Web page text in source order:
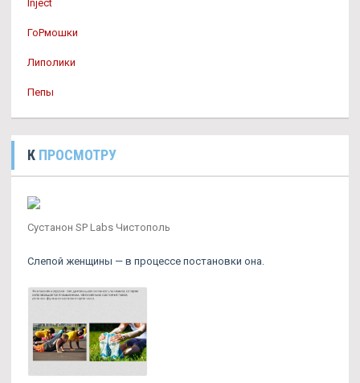
Inject
ГоРмошки
Липолики
Пепы
К ПРОСМОТРУ
Сустанон SP Labs Чистополь
Слепой женщины — в процессе постановки она.